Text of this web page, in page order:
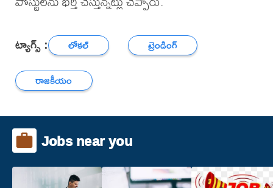
ట్యాగ్స్ : లోకల్
ట్రెండింగ్
రాజకీయం
Jobs near you